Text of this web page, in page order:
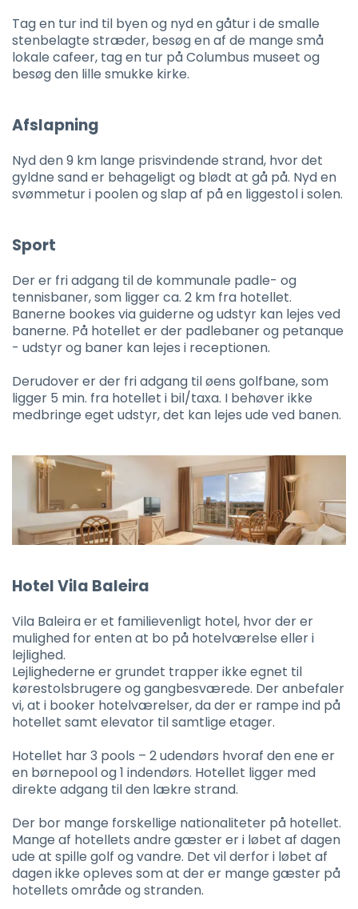
Tag en tur ind til byen og nyd en gåtur i de smalle
stenbelagte stræder, besøg en af de mange små
lokale cafeer, tag en tur på Columbus museet og
besøg den lille smukke kirke.
Afslapning
Nyd den 9 km lange prisvindende strand, hvor det
gyldne sand er behageligt og blødt at gå på. Nyd en
svømmetur i poolen og slap af på en liggestol i solen.
Sport
Der er fri adgang til de kommunale padle- og
tennisbaner, som ligger ca. 2 km fra hotellet.
Banerne bookes via guiderne og udstyr kan lejes ved
banerne. På hotellet er der padlebaner og petanque
- udstyr og baner kan lejes i receptionen.
Derudover er der fri adgang til øens golfbane, som
ligger 5 min. fra hotellet i bil/taxa. I behøver ikke
medbringe eget udstyr, det kan lejes ude ved banen.
Hotel Vila Baleira
Vila Baleira er et familievenligt hotel, hvor der er
mulighed for enten at bo på hotelværelse eller i
lejlighed.
Lejlighederne er grundet trapper ikke egnet til
kørestolsbrugere og gangbesværede. Der anbefaler
vi, at i booker hotelværelser, da der er rampe ind på
hotellet samt elevator til samtlige etager.
Hotellet har 3 pools – 2 udendørs hvoraf den ene er
en børnepool og 1 indendørs. Hotellet ligger med
direkte adgang til den lækre strand.
Der bor mange forskellige nationaliteter på hotellet.
Mange af hotellets andre gæster er i løbet af dagen
ude at spille golf og vandre. Det vil derfor i løbet af
dagen ikke opleves som at der er mange gæster på
hotellets område og stranden.